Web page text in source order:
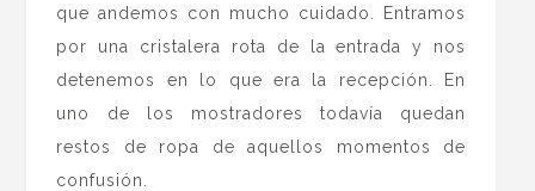
que andemos con mucho cuidado. Entramos
por una cristalera rota de la entrada y nos
detenemos en lo que era la recepción. En
uno de los mostradores todavía quedan
restos de ropa de aquellos momentos de
confusión.